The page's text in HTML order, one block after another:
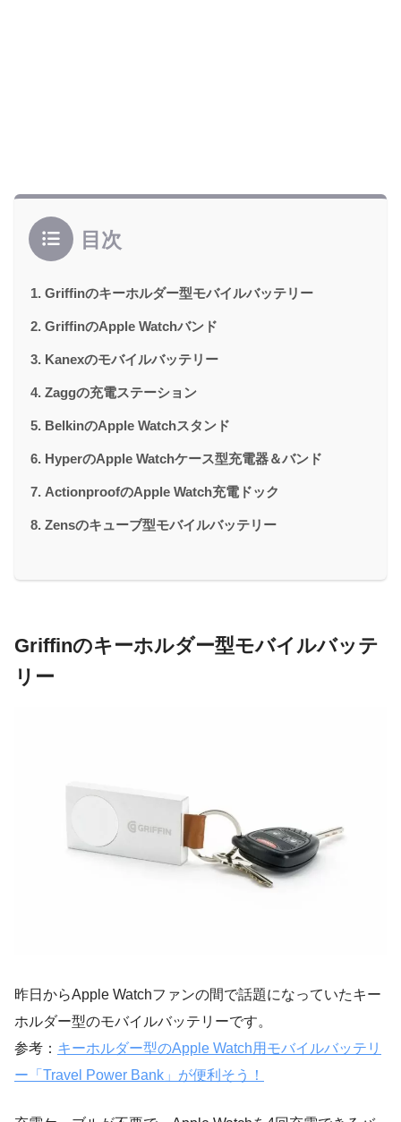
目次
Griffinのキーホルダー型モバイルバッテリー
GriffinのApple Watchバンド
Kanexのモバイルバッテリー
Zaggの充電ステーション
BelkinのApple Watchスタンド
HyperのApple Watchケース型充電器＆バンド
ActionproofのApple Watch充電ドック
Zensのキューブ型モバイルバッテリー
Griffinのキーホルダー型モバイルバッテ
リー
昨日からApple Watchファンの間で話題になっていたキー
ホルダー型のモバイルバッテリーです。
参考： キーホルダー型のApple Watch用モバイルバッテリ
ー「Travel Power Bank」が便利そう！